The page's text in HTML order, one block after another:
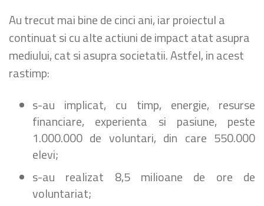
Au trecut mai bine de cinci ani, iar proiectul a
continuat si cu alte actiuni de impact atat asupra
mediului, cat si asupra societatii. Astfel, in acest
rastimp:
s-au implicat, cu timp, energie, resurse
financiare, experienta si pasiune, peste
1.000.000 de voluntari, din care 550.000
elevi;
s-au realizat 8,5 milioane de ore de
voluntariat;